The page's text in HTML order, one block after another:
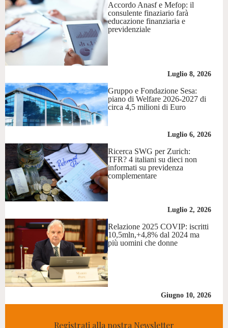
Accordo Anasf e Mefop: il
consulente finaziario farà
educazione finanziaria e
previdenziale
Luglio 8, 2026
Gruppo e Fondazione Sesa:
piano di Welfare 2026-2027 di
circa 4,5 milioni di Euro
Luglio 6, 2026
Ricerca SWG per Zurich:
TFR? 4 italiani su dieci non
informati su previdenza
complementare
Luglio 2, 2026
Relazione 2025 COVIP: iscritti
10,5mln,+4,8% dal 2024 ma
più uomini che donne
Giugno 10, 2026
Registrati alla nostra Newsletter